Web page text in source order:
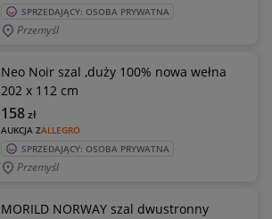
SPRZEDAJĄCY: OSOBA PRYWATNA
Przemyśl
Neo Noir szal ,duży 100% nowa wełna
202 x 112 cm
AUKCJA ZALLEGRO
158zł
SPRZEDAJĄCY: OSOBA PRYWATNA
Przemyśl
MORILD NORWAY szal dwustronny